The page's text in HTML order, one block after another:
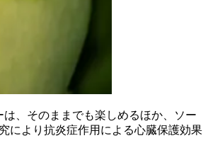
、そのままでも楽しめるほか、ソー
により抗炎症作用による心臓保護効果